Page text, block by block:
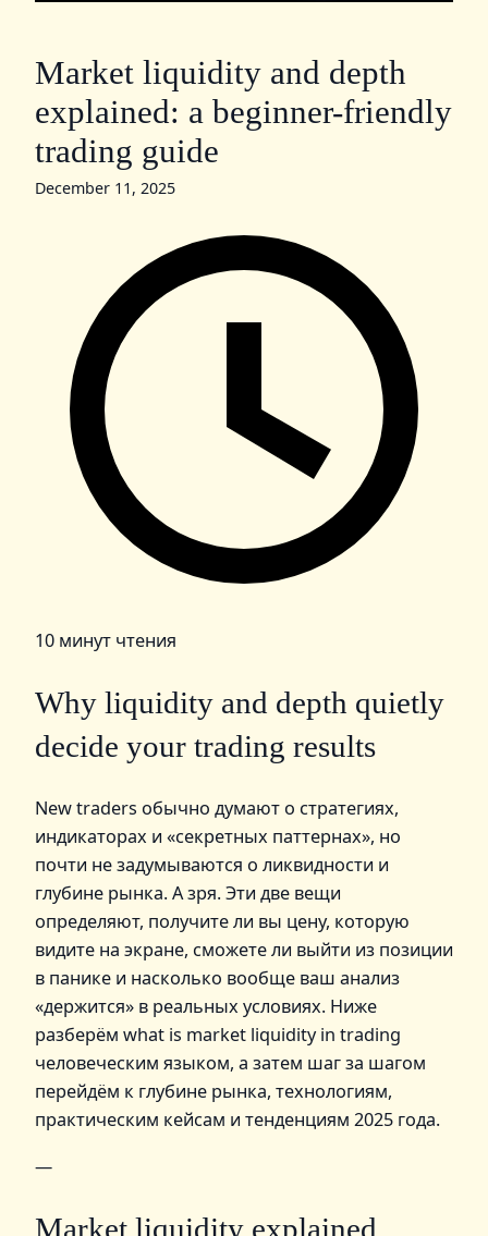
Market liquidity and depth
explained: a beginner-friendly
trading guide
December 11, 2025
10 минут чтения
Why liquidity and depth quietly
decide your trading results
New traders обычно думают о стратегиях,
индикаторах и «секретных паттернах», но
почти не задумываются о ликвидности и
глубине рынка. А зря. Эти две вещи
определяют, получите ли вы цену, которую
видите на экране, сможете ли выйти из позиции
в панике и насколько вообще ваш анализ
«держится» в реальных условиях. Ниже
разберём what is market liquidity in trading
человеческим языком, а затем шаг за шагом
перейдём к глубине рынка, технологиям,
практическим кейсам и тенденциям 2025 года.
—
Market liquidity explained